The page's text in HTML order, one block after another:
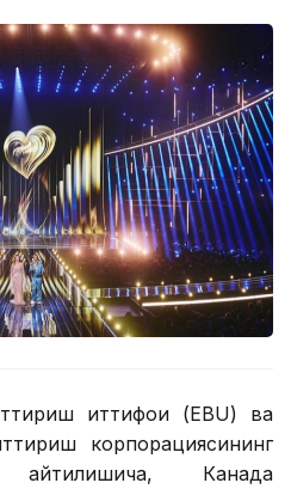
иттифоқи (EBU) ва
корпорациясининг
Канада